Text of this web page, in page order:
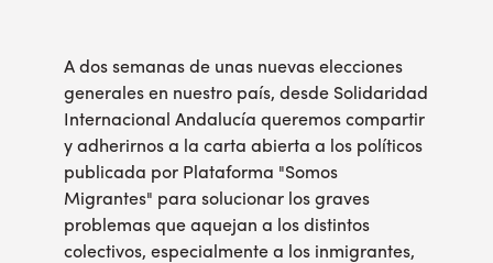
A dos semanas de unas nuevas elecciones
generales en nuestro país, desde Solidaridad
Internacional Andalucía queremos compartir
y adherirnos a la carta abierta a los políticos
publicada por Plataforma "Somos
Migrantes" para solucionar los graves
problemas que aquejan a los distintos
colectivos, especialmente a los inmigrantes,